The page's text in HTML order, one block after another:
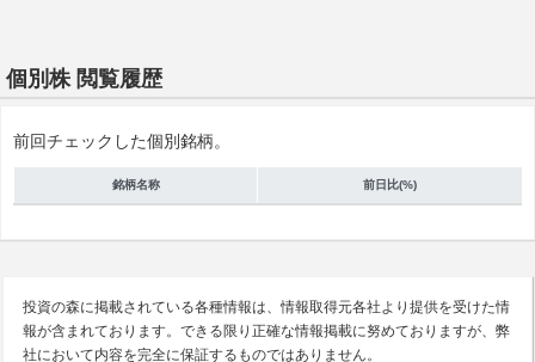
個別株 閲覧履歴
前回チェックした個別銘柄。
銘柄名称 前日比(%)
投資の森に掲載されている各種情報は、情報取得元各社より提供を受けた情
報が含まれております。できる限り正確な情報掲載に努めておりますが、弊
社において内容を完全に保証するものではありません。